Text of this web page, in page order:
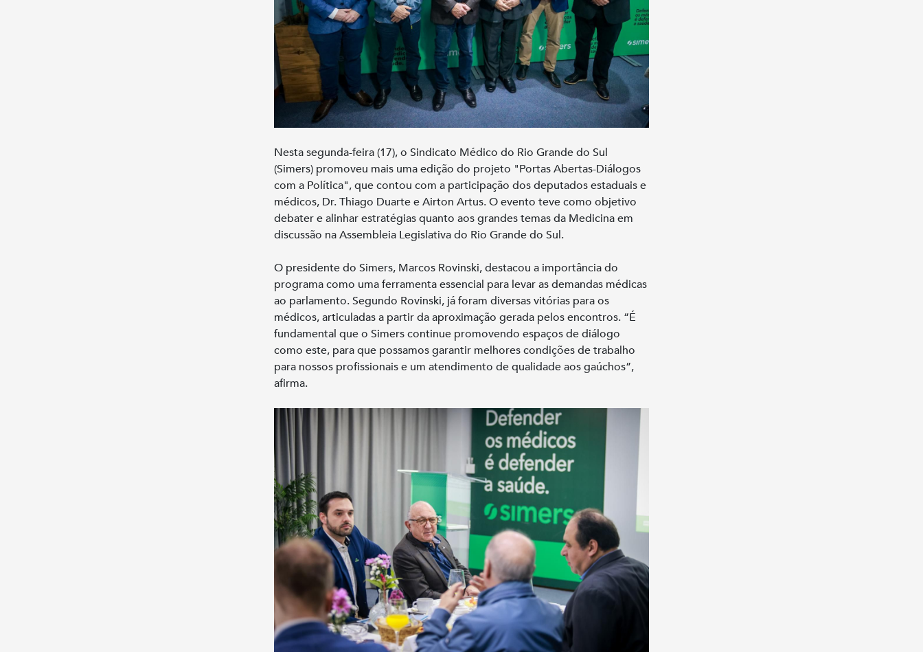
Nesta segunda-feira (17), o Sindicato Médico do Rio Grande do Sul
(Simers) promoveu mais uma edição do projeto "Portas Abertas-Diálogos
com a Política", que contou com a participação dos deputados estaduais e
médicos, Dr. Thiago Duarte e Airton Artus. O evento teve como objetivo
debater e alinhar estratégias quanto aos grandes temas da Medicina em
discussão na Assembleia Legislativa do Rio Grande do Sul.
O presidente do Simers, Marcos Rovinski, destacou a importância do
programa como uma ferramenta essencial para levar as demandas médicas
ao parlamento. Segundo Rovinski, já foram diversas vitórias para os
médicos, articuladas a partir da aproximação gerada pelos encontros. “É
fundamental que o Simers continue promovendo espaços de diálogo
como este, para que possamos garantir melhores condições de trabalho
para nossos profissionais e um atendimento de qualidade aos gaúchos”,
afirma.